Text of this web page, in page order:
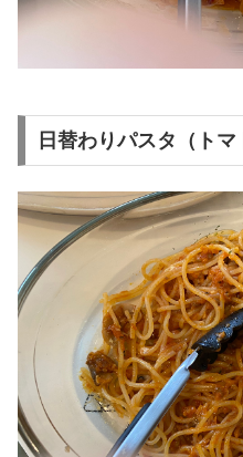
日替わりパスタ（トマ